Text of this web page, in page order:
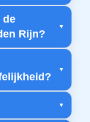
de
Rijn?